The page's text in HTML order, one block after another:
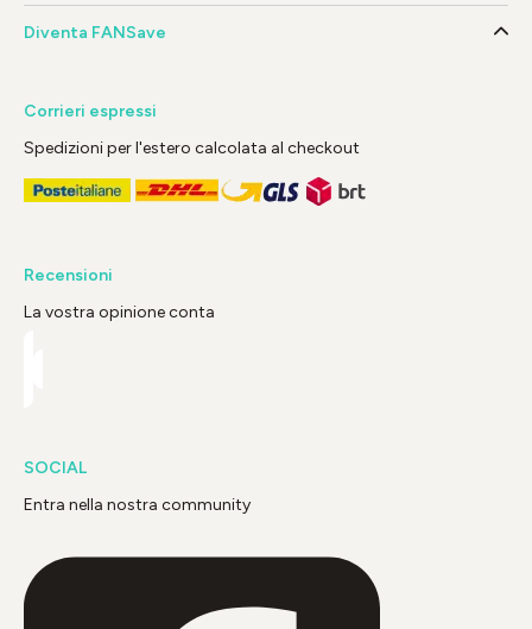
Diventa FANSave
Corrieri espressi
Spedizioni per l'estero calcolata al checkout
Recensioni
La vostra opinione conta
SOCIAL
Entra nella nostra community